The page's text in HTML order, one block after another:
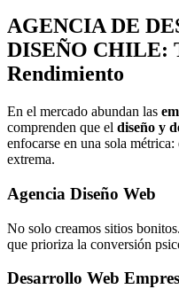
AGENCIA DE
DISEÑO CHILE:
Rendimiento
En el mercado abundan las
comprenden que el diseño y
enfocarse en una sola
extrema.
Agencia Diseño Web
No solo creamos sitios
que prioriza la conversión
Desarrollo Web